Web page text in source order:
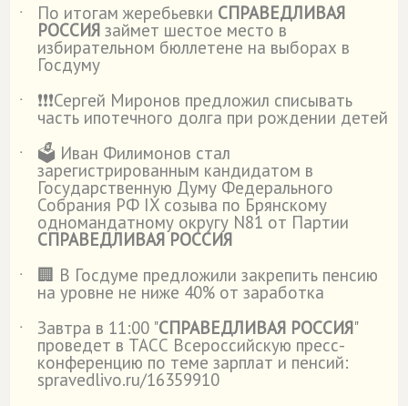
˙ По итогам жеребьевки СПРАВЕДЛИВАЯ
РОССИЯ займет шестое место в
избирательном бюллетене на выборах в
Госдуму
˙
❗️❗️❗️Сергей Миронов предложил списывать
часть ипотечного долга при рождении детей
˙
🗳️ Иван Филимонов стал
зарегистрированным кандидатом в
Государственную Думу Федерального
Собрания РФ IX созыва по Брянскому
одномандатному округу N81 от Партии
СПРАВЕДЛИВАЯ РОССИЯ
˙
🏢 В Госдуме предложили закрепить пенсию
на уровне не ниже 40% от заработка
˙
Завтра в 11:00 "СПРАВЕДЛИВАЯ РОССИЯ"
проведет в ТАСС Всероссийскую пресс-
конференцию по теме зарплат и пенсий:
spravedlivo.ru/16359910